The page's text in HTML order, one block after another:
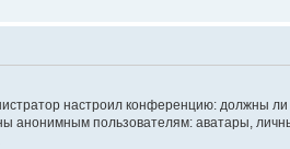
настроил конференцию: должны
анонимным пользователям: аватары,